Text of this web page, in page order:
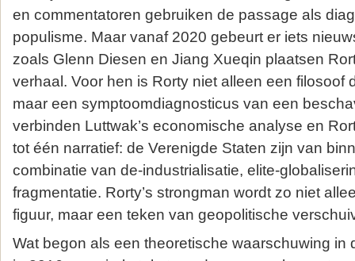
en commentatoren gebruiken de passage als
populisme. Maar vanaf 2020 gebeurt er iets
zoals Glenn Diesen en Jiang Xueqin plaatsen
verhaal. Voor hen is Rorty niet alleen een filosoof
maar een symptoomdiagnosticus van een
verbinden Luttwak’s economische analyse en
tot één narratief: de Verenigde Staten zijn van
combinatie van de‑industrialisatie,
fragmentatie. Rorty’s strongman wordt zo niet
figuur, maar een teken van geopolitische
Wat begon als een theoretische waarschuwing in